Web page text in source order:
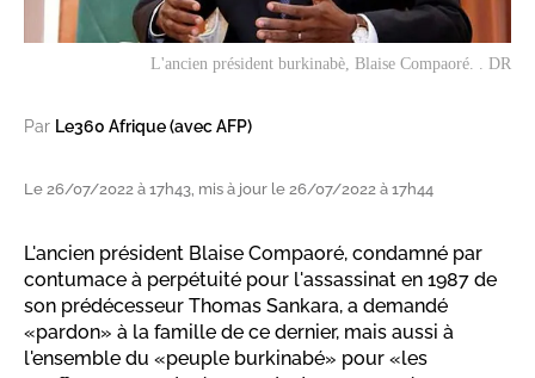
L'ancien président burkinabè, Blaise Compaoré. . DR
Par Le360 Afrique (avec AFP)
Le 26/07/2022 à 17h43, mis à jour le 26/07/2022 à 17h44
L'ancien président Blaise Compaoré, condamné par
contumace à perpétuité pour l'assassinat en 1987 de
son prédécesseur Thomas Sankara, a demandé
«pardon» à la famille de ce dernier, mais aussi à
l'ensemble du «peuple burkinabé» pour «les